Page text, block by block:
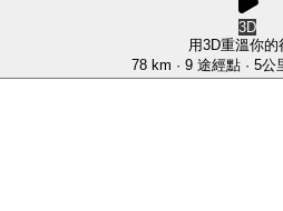
3D
用3D重溫你的
78 km · 9 途經點· 5公